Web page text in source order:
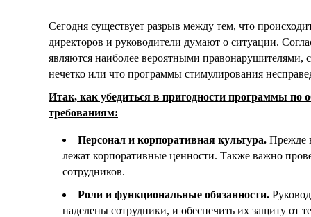
Сегодня существует разрыв между тем, что
директоров и руководители думают о ситуации.
являются наиболее вероятными
нечетко или что программы стимулирования
Итак, как убедиться в пригодности программы по
требованиям:
Персонал и корпоративная культура. Прежде
лежат корпоративные ценности. Также важно
сотрудников.
Роли и функциональные обязанности.
наделены сотрудники, и обеспечить их защиту от